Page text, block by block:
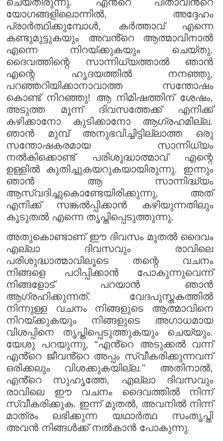
യോഗങ്ങളിലൊന്നിൽ, അദ്ദേഹം
പ്രാർത്ഥിക്കുമ്പോൾ, കർത്താവ് എന്നെ
കണ്ടുമുട്ടുകയും അവൻ്റെ ആത്മാവിനാൽ
എന്നെ നിറയ്ക്കുകയും ചെയ്തു.
ദൈവത്തിന്റെ സാന്നിധ്യത്താൽ ഞാൻ
എന്റെ ഹൃദയത്തിൽ നനഞ്ഞു,
പറഞ്ഞറിയിക്കാനാവാത്ത സന്തോഷം
കൊണ്ട് നിറഞ്ഞു! ആ നിമിഷത്തിന് ശേഷം,
അടുത്ത മൂന്ന് ദിവസത്തേക്ക് എനിക്ക്
കഴിക്കാനോ കുടിക്കാനോ ആഗ്രഹമില്ല.
ഞാൻ മുമ്പ് അനുഭവിച്ചിട്ടില്ലാത്ത ഒരു
സന്തോഷകരമായ സാന്നിധ്യം
നൽകിക്കൊണ്ട് പരിശുദ്ധാത്മാവ് എന്റെ
ഉള്ളിൽ കുതിച്ചുകയറുകയായിരുന്നു. ഇന്നും
ഞാൻ ആ സാന്നിദ്ധ്യം
ആസ്വദിച്ചുകൊണ്ടേയിരിക്കുന്നു, അത്
എനിക്ക് സങ്കൽപ്പിക്കാൻ കഴിയുന്നതിലും
കൂടുതൽ എന്നെ തൃപ്തിപ്പെടുത്തുന്നു.
അതുകൊണ്ടാണ് ഈ ദിവസം മുതൽ ദൈവം
എല്ലാ ദിവസവും രാവിലെ
പരിശുദ്ധാത്മാവിലൂടെ തന്റെ വചനം
നിങ്ങളെ പഠിപ്പിക്കാൻ പോകുന്നുവെന്ന്
നിങ്ങളോട് പറയാൻ ഞാൻ
ആഗ്രഹിക്കുന്നത്. വേദപുസ്തകത്തിൽ
നിന്നുള്ള വചനം നിങ്ങളുടെ ആത്മാവിനെ
നിറയ്ക്കുകയും നിങ്ങളുടെ അഗാധമായ
വിശപ്പിനെ തൃപ്തിപ്പെടുത്തുകയും ചെയ്യും.
യേശു പറയുന്നു, “എൻ്റെ അടുക്കൽ വന്ന്
എൻ്റെ ജീവൻ്റെ അപ്പം സ്വീകരിക്കുന്നവന്
ഒരിക്കലും വിശക്കുകയില്ല." അതിനാൽ,
എൻ്റെ സുഹൃത്തേ, എല്ലാ ദിവസവും
രാവിലെ ഈ വചനം ദൈവത്തിൽ നിന്ന്
സ്വീകരിക്കുക. ഇന്ന് മുതൽ, അവനിൽ നിന്ന്
മാത്രം ലഭിക്കുന്ന യഥാർത്ഥ സംതൃപ്തി
അവൻ നിങ്ങൾക്ക് നൽകാൻ പോകുന്നു.